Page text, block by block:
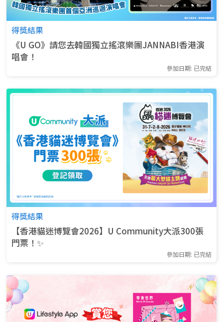
得獎結果
《U GO》請您去韓國獨立搖滾樂團JANNABI香港演
唱會！
參加日期: 已完結
得獎結果
【香港貓迷博覽會2026】U Community大派300張
門票！✨
參加日期: 已完結